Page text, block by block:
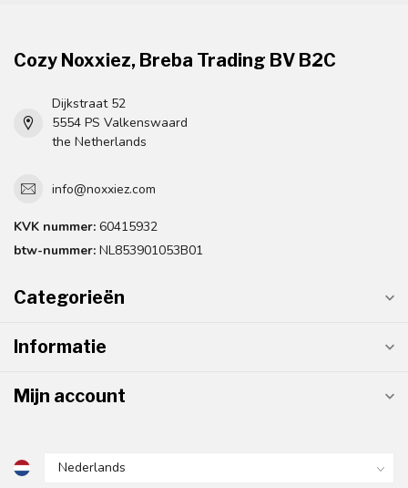
Cozy Noxxiez, Breba Trading BV B2C
Dijkstraat 52
5554 PS Valkenswaard
the Netherlands
info@noxxiez.com
KVK nummer: 60415932
btw-nummer: NL853901053B01
Categorieën
Informatie
Mijn account